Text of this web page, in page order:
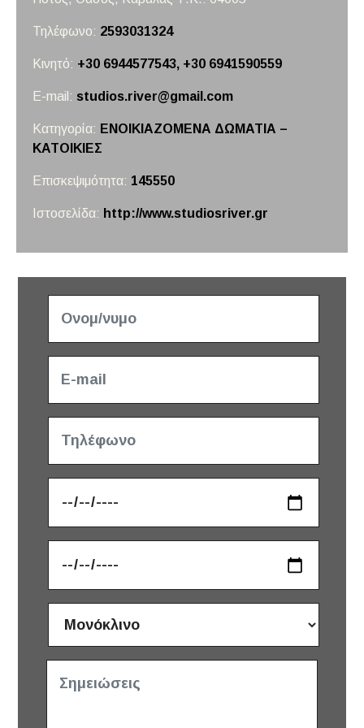
Τηλέφωνο: 2593031324
Κινητό: +30 6944577543, +30 6941590559
E-mail: studios.river@gmail.com
Κατηγορία: ΕΝΟΙΚΙΑΖΟΜΕΝΑ ΔΩΜΑΤΙΑ –
ΚΑΤΟΙΚΙΕΣ
Επισκεψιμότητα: 145550
Ιστοσελίδα: http://www.studiosriver.gr